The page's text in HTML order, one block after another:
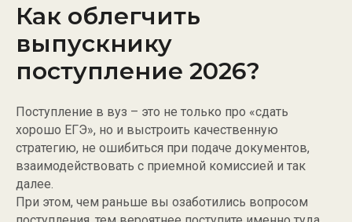
Как облегчить
выпускнику
поступление 2026?
Поступление в вуз – это не только про «сдать
хорошо ЕГЭ», но и выстроить качественную
стратегию, не ошибиться при подаче документов,
взаимодействовать с приемной комиссией и так
далее.
При этом, чем раньше вы озаботились вопросом